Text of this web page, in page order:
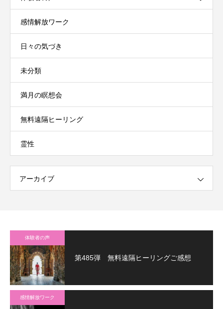
感情解放ワーク
日々の気づき
未分類
満月の瞑想会
無料遠隔ヒーリング
霊性
アーカイブ
体験者の声
第485弾 無料遠隔ヒーリングご感想
感情解放ワーク